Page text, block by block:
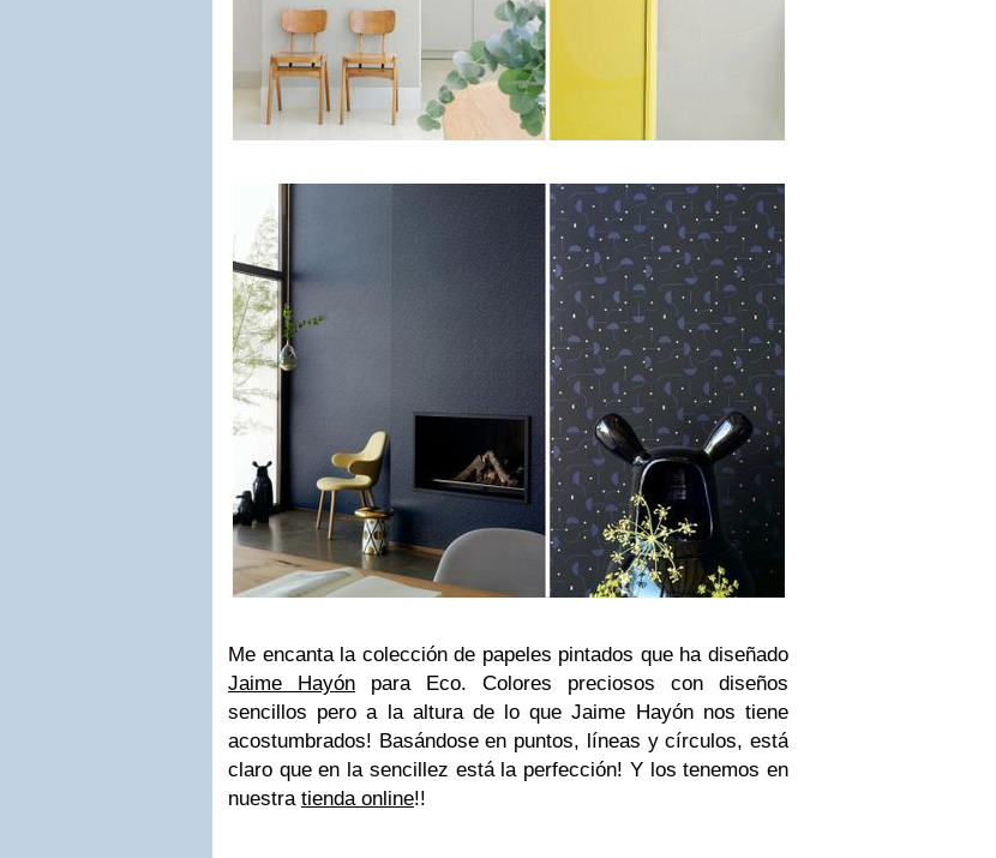
Me encanta la colección de papeles pintados que ha diseñado
Jaime Hayón para Eco. Colores preciosos con diseños
sencillos pero a la altura de lo que Jaime Hayón nos tiene
acostumbrados! Basándose en puntos, líneas y círculos, está
claro que en la sencillez está la perfección! Y los tenemos en
nuestra tienda online!!